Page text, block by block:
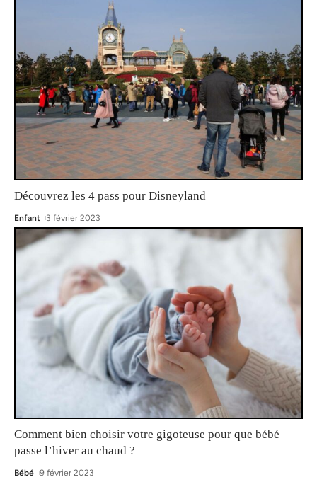
Découvrez les 4 pass pour Disneyland
Enfant 3 février 2023
Comment bien choisir votre gigoteuse pour que bébé
passe l’hiver au chaud ?
Bébé 9 février 2023